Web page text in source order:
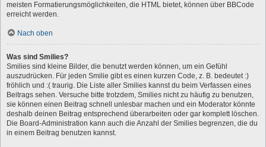
meisten Formatierungsmöglichkeiten, die HTML bietet, können über BBCode
erreicht werden.
Nach oben
Was sind Smilies?
Smilies sind kleine Bilder, die benutzt werden können, um ein Gefühl
auszudrücken. Für jeden Smilie gibt es einen kurzen Code, z. B. bedeutet :)
fröhlich und :( traurig. Die Liste aller Smilies kannst du beim Verfassen eines
Beitrags sehen. Versuche bitte trotzdem, Smilies nicht zu häufig zu benutzen,
sie können einen Beitrag schnell unlesbar machen und ein Moderator könnte
deshalb deinen Beitrag entsprechend überarbeiten oder gar komplett löschen.
Die Board-Administration kann auch die Anzahl der Smilies begrenzen, die du
in einem Beitrag benutzen kannst.